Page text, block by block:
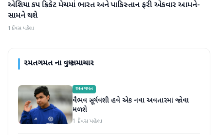
રમતગમત
એશિયા કપ ક્રિકેટ મેચમાં ભારત અને પાકિસ્તાન ફરી એકવાર આમને-
સામને થશે
1 દિવસ પહેલા
રમતગમતના વધુ સમાચાર
રમતગમત
વૈભવ સૂર્યવંશી હવે એક નવા અવતારમાં જોવા
મળશે
1 દિવસ પહેલા